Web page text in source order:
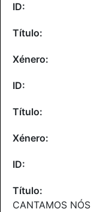
CANTAMOS NÓS